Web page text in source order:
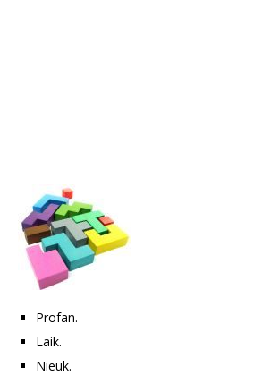
Profan.
Laik.
Nieuk.